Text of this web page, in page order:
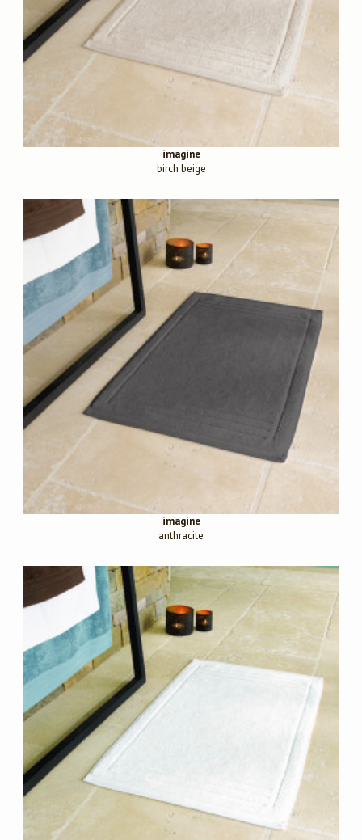
imagine
birch beige
imagine
anthracite